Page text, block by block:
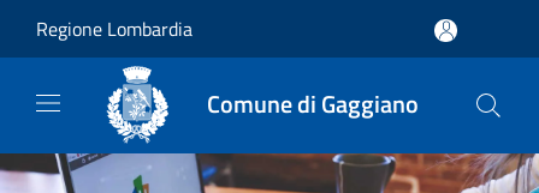
Regione Lombardia
Comune di Gaggiano